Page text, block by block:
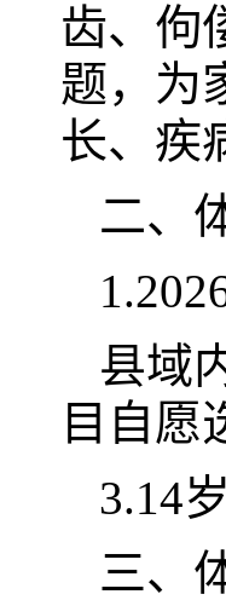
齿、佝
题，为
长、疾
二、
县域
目自愿
3.14
三、